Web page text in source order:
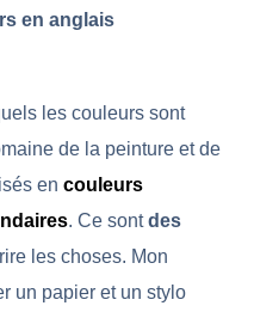
en anglais
les couleurs sont
de la peinture et de
encouleurs
. Ce sontdes
les choses. Mon
un papier et un stylo